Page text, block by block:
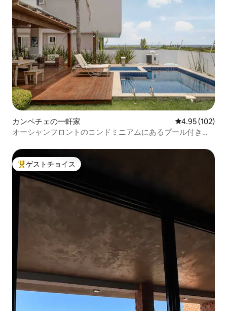
カンペチェの一軒家 レビュー102
4.95 (102)
オーシャンフロントのコンドミニアムにあるプール付きの
大好評のゲストチョイスです。
ゲストチョイス